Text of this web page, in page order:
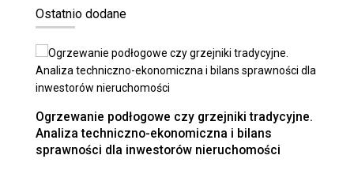
Ostatnio dodane
Ogrzewanie podłogowe czy grzejniki tradycyjne.
Analiza techniczno-ekonomiczna i bilans
sprawności dla inwestorów nieruchomości